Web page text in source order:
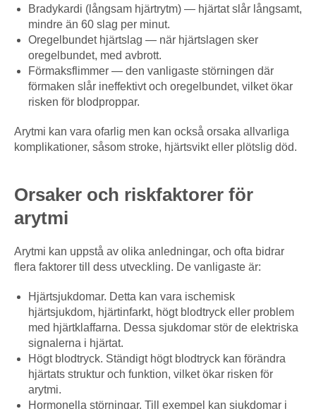
Bradykardi (långsam hjärtrytm) — hjärtat slår långsamt,
mindre än 60 slag per minut.
Oregelbundet hjärtslag — när hjärtslagen sker
oregelbundet, med avbrott.
Förmaksflimmer — den vanligaste störningen där
förmaken slår ineffektivt och oregelbundet, vilket ökar
risken för blodproppar.
Arytmi kan vara ofarlig men kan också orsaka allvarliga
komplikationer, såsom stroke, hjärtsvikt eller plötslig död.
Orsaker och riskfaktorer för
arytmi
Arytmi kan uppstå av olika anledningar, och ofta bidrar
flera faktorer till dess utveckling. De vanligaste är:
Hjärtsjukdomar. Detta kan vara ischemisk
hjärtsjukdom, hjärtinfarkt, högt blodtryck eller problem
med hjärtklaffarna. Dessa sjukdomar stör de elektriska
signalerna i hjärtat.
Högt blodtryck. Ständigt högt blodtryck kan förändra
hjärtats struktur och funktion, vilket ökar risken för
arytmi.
Hormonella störningar. Till exempel kan sjukdomar i